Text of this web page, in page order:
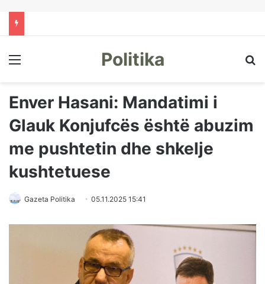
Menu Politika
Enver Hasani: Mandatimi i
Glauk Konjufcës është abuzim
me pushtetin dhe shkelje
kushtetuese
Gazeta Politika 05.11.2025 15:41